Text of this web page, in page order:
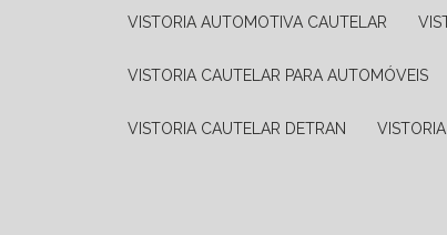
VISTORIA AUTOMOTIVA CAUTELAR
VISTORIA CAUTELAR PARA AUTOMÓVEIS
VISTORIA CAUTELAR DETRAN